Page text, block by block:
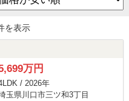
を表示
万円
/ 2026年
玉県川口市三ツ和3丁目